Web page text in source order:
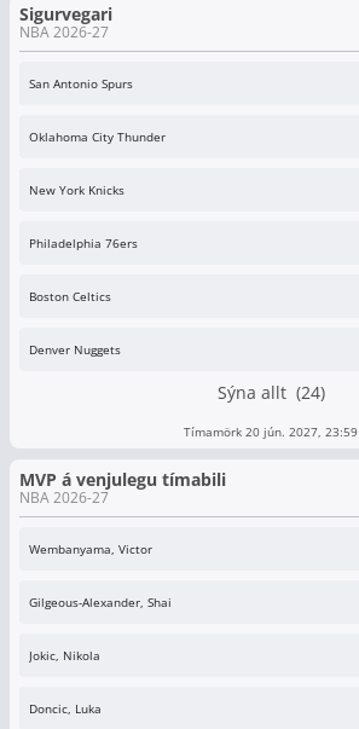
Sigurvegari
NBA 2026-27
San Antonio Spurs
Oklahoma City Thunder
New York Knicks
Philadelphia 76ers
Boston Celtics
Denver Nuggets
Sýna allt (24)
Tímamörk 20 jún. 2027, 23:59
MVP á venjulegu tímabili
NBA 2026-27
Wembanyama, Victor
Gilgeous-Alexander, Shai
Jokic, Nikola
Doncic, Luka